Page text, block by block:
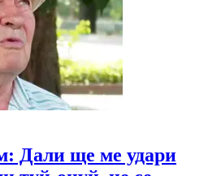
Дали ще ме удари